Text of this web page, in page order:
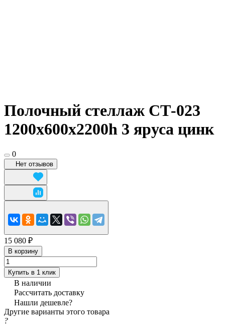
Полочный стеллаж СТ-023
1200x600х2200h 3 яруса цинк
0
Нет отзывов
15 080 ₽
В корзину
Купить в 1 клик
В наличии
Рассчитать доставку
Нашли дешевле?
Другие варианты этого товара
?